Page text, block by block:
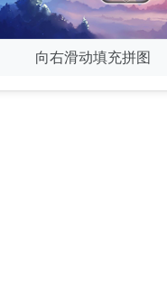
向右滑动填充拼图